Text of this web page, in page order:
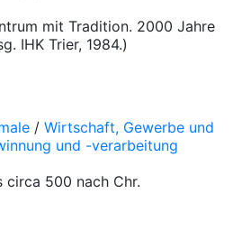
mit Tradition. 2000 Jahre
IHK Trier, 1984.)
/ Wirtschaft, Gewerbe und
und -verarbeitung
circa 500 nach Chr.